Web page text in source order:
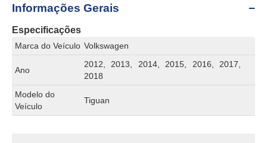
Informações Gerais
Especificações
Marca do Veículo Volkswagen
Ano
2012, 2013, 2014, 2015, 2016, 2017,
2018
Modelo do
Veículo
Tiguan